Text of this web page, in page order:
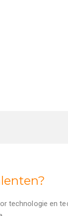
technologie en